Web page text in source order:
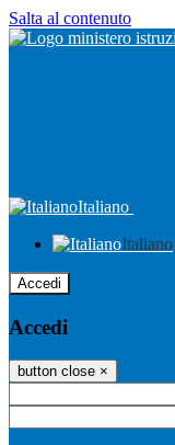
Salta al contenuto
Italiano
Italiano
Accedi
Accedi
button close ×